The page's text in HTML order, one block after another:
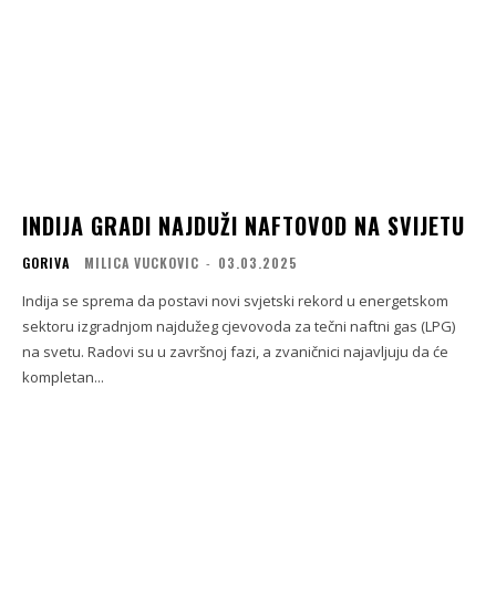
INDIJA GRADI NAJDUŽI NAFTOVOD NA SVIJETU
GORIVA MILICA VUCKOVIC - 03.03.2025
Indija se sprema da postavi novi svjetski rekord u energetskom
sektoru izgradnjom najdužeg cjevovoda za tečni naftni gas (LPG)
na svetu. Radovi su u završnoj fazi, a zvaničnici najavljuju da će
kompletan...